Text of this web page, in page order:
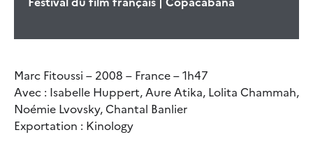
Marc Fitoussi – 2008 – France – 1h47
Avec : Isabelle Huppert, Aure Atika, Lolita Chammah,
Noémie Lvovsky, Chantal Banlier
Exportation : Kinology